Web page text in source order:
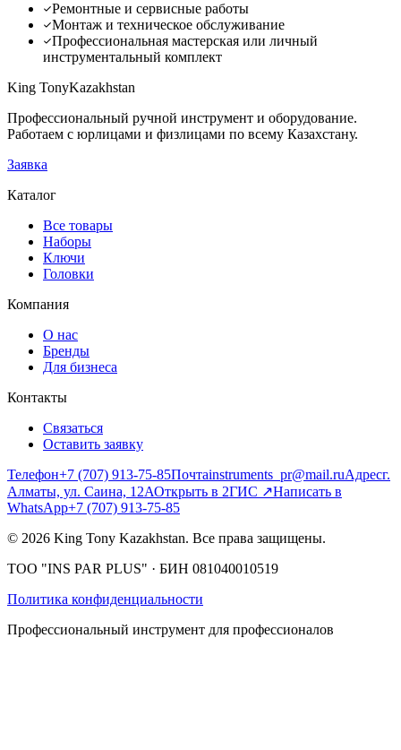
Ремонтные и сервисные работы
Монтаж и техническое обслуживание
Профессиональная мастерская или личный
инструментальный комплект
King TonyKazakhstan
Профессиональный ручной инструмент и оборудование.
Работаем с юрлицами и физлицами по всему Казахстану.
Заявка
Каталог
Все товары
Наборы
Ключи
Головки
Компания
О нас
Бренды
Для бизнеса
Контакты
Связаться
Оставить заявку
Телефон+7 (707) 913-75-85Почтаinstruments_pr@mail.ruАдресг.
Алматы, ул. Саина, 12АОткрыть в 2ГИС ↗Написать в
WhatsApp+7 (707) 913-75-85
© 2026 King Tony Kazakhstan. Все права защищены.
ТОО "INS PAR PLUS" · БИН 081040010519
Политика конфиденциальности
Профессиональный инструмент для профессионалов